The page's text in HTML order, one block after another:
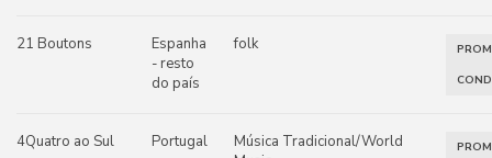
21 Boutons
Espanha
- resto
do país
folk
4Quatro ao Sul Portugal
Música Tradicional/World